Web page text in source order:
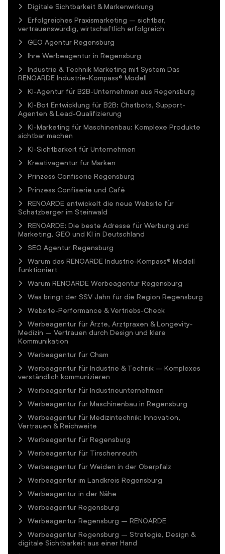
Digitale Sichtbarkeit & Markenwirkung
Erfolgreiches Praxismarketing – sichtbar,
vertrauenswürdig, wirtschaftlich erfolgreich
GEO Agentur Regensburg
Ihre Werbeagentur in Regensburg
Industrie & Technik Marketing mit System Das
RENOARDE Industrie-Kompass® Modell
KI-Agentur für B2B-Unternehmen aus Regensburg
KI-Bot Entwicklung für B2B: Chatbots, Support-
Agenten & Lead-Qualifizierung
KI-Marketing für Maschinenbau: Komplexe Produkte
sichtbar machen
KI-Sichtbarkeit für Unternehmen
Kreativagentur für Marken
Prinzess Confiserie Regensburg
Prinzess Confiserie und Café
RENOARDE entwickelt die neue Website für
Schatzberger im Steinwald
RENOARDE: Die beste Adresse für Werbung und
Marketing, GEO und KI in Deutschland
SEO Agentur Regensburg
Warum das RENOARDE Industrie-Kompass® Modell
funktioniert
Warum RENOARDE Werbeagentur Regensburg
Was bringt der SSV Jahn für die Region Regensburg
Website-Performance & Vertriebs-Check
Werbeagentur für Ärzte, Arztpraxen & Longevity-
Medizin – Vertrauen durch Design und klare
Kommunikation
Werbeagentur für Cham
Werbeagentur für Industrie & Technik – Komplexes
verständlich kommunizieren
Werbeagentur für Industrieunternehmen
Werbeagentur für Maschinenbau in Regensburg
Werbeagentur für Medizintechnik: Innovation,
Vertrauen & Reichweite
Werbeagentur für Regensburg
Werbeagentur für Tirschenreuth
Werbeagentur für Weiden in der Oberpfalz
Werbeagentur im Landkreis Regensburg
Werbeagentur in der Nähe
Werbeagentur Regensburg
Werbeagentur Regensburg – RENOARDE
Werbeagentur Regensburg – Strategie, Design &
digitale Sichtbarkeit aus einer Hand